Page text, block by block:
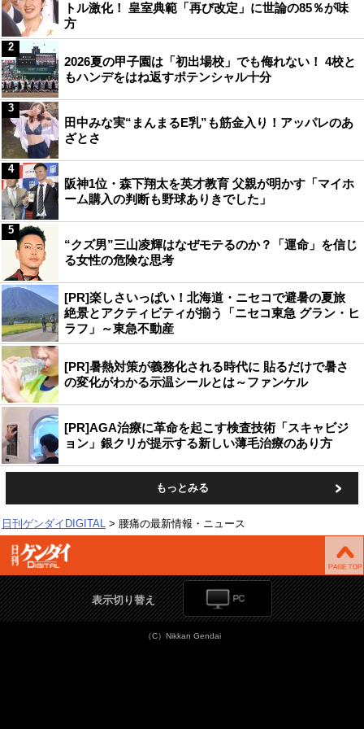
トル激化！ 皇室典範「再び改定」に世論の85％が味
方
2026夏の甲子園は「初出場校」でも侮れない！ 4校と
もハンデをはね返すポテンシャル十分
2
田中みな実“まんまるE乳”も筋金入り！アッパレのあ
ざとさ
3
阪神1位・森下翔太を英才教育 父親が明かす「マイホ
ーム購入の判断も野球ありきでした」
4
“クズ男”三山凌輝はなぜモテるのか？「運命」を信じ
る女性の危険な思考
5
[PR]楽しさいっぱい！北海道・ニセコで避暑の夏旅
絶景とアクティビティが揃う「ニセコ東急 グラン・ヒ
ラフ」～東急不動産
[PR]暑熱対策が義務化される時代に 貼るだけで暑さ
の変化がわかる示温シールとは～ファンケル
[PR]AGA治療に革命を起こす検査技術「スキャビジ
ョン」銀クリが提示する新しい薄毛治療のあり方
もっとみる
日刊ゲンダイDIGITAL 腰痛の最新情報・ニュース
表示切り替え
（C）Nikkan Gendai